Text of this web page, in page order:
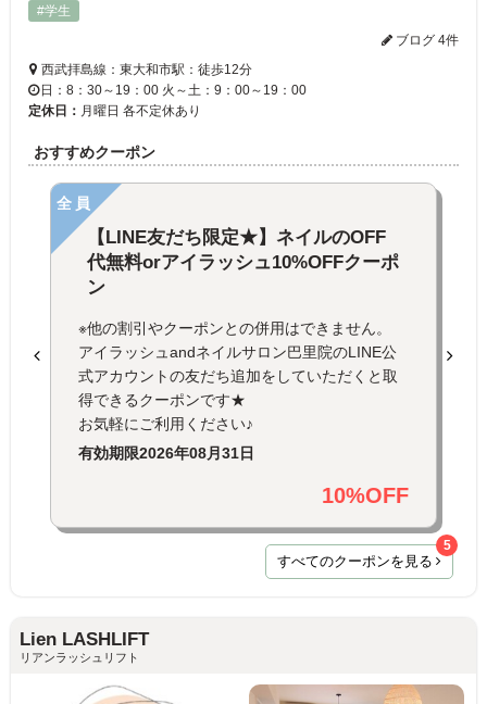
#学生
ブログ 4件
西武拝島線：東大和市駅：徒歩12分
日：8：30～19：00 火～土：9：00～19：00
定休日： 月曜日 各不定休あり
おすすめクーポン
全員
【LINE友だち限定★】ネイルのOFF
代無料orアイラッシュ10%OFFクーポ
ン
※他の割引やクーポンとの併用はできません。
アイラッシュandネイルサロン巴里院のLINE公
式アカウントの友だち追加をしていただくと取
得できるクーポンです★
お気軽にご利用ください♪
有効期限2026年08月31日
10%OFF
すべてのクーポンを見る
5
Lien LASHLIFT
リアンラッシュリフト